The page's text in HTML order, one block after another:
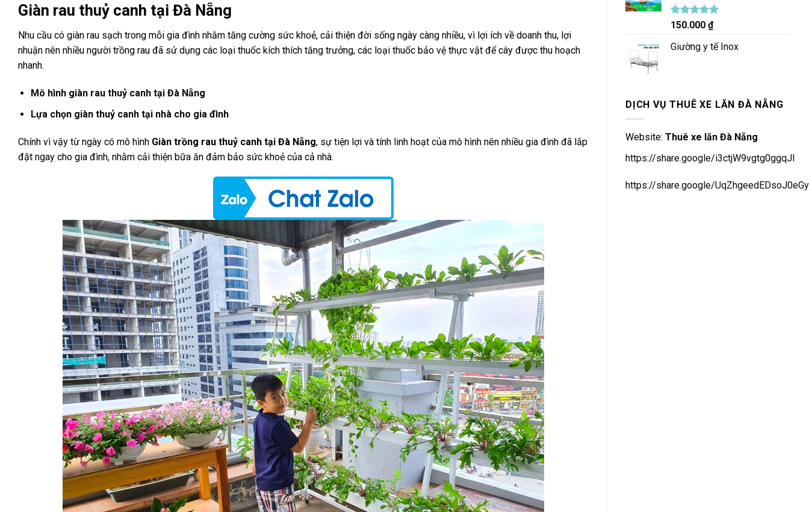
Giàn rau thuỷ canh tại Đà Nẵng
Nhu cầu có giàn rau sạch trong mỗi gia đình nhằm tăng cường sức khoẻ, cải thiện đời sống ngày càng nhiều, vì lợi ích về doanh thu, lợi
nhuận nên nhiều người trồng rau đã sử dụng các loại thuốc kích thích tăng trưởng, các loại thuốc bảo vệ thực vật để cây được thu hoạch
nhanh.
Mô hình giàn rau thuỷ canh tại Đà Nẵng
Lựa chọn giàn thuỷ canh tại nhà cho gia đình
Chính vì vậy từ ngày có mô hình Giàn trồng rau thuỷ canh tại Đà Nẵng, sự tiện lợi và tính linh hoạt của mô hình nên nhiều gia đình đã lắp
đặt ngay cho gia đình, nhằm cải thiện bữa ăn đảm bảo sức khoẻ của cả nhà.
Được xếp
5.00
5 sao
150.000 ₫
Giường y tế Inox
DỊCH VỤ THUÊ XE LĂN ĐÀ NẴNG
Website: Thuê xe lăn Đà Nẵng
https://share.google/i3ctjW9vgtg0ggqJl
https://share.google/UqZhgeedEDsoJ0eGy